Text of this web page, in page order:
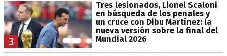
3
Tres lesionados, Lionel Scaloni
en búsqueda de los penales y
un cruce con Dibu Martínez: la
nueva versión sobre la final del
Mundial 2026